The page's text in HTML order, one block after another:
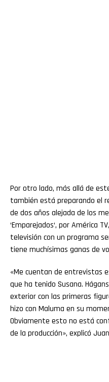
Por otro lado, más allá de
también está preparando el
de dos años alejada de los
‘Emparejados‘, por América
televisión con un programa
tiene muchísimas ganas de
«Me cuentan de entrevistas
que ha tenido Susana.
exterior con las primeras
hizo con Maluma en su
Obviamente esto no está
de la producción», explicó